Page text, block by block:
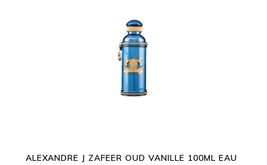
ADD TO CART
ALEXANDRE J ZAFEER OUD VANILLE 100ML EAU